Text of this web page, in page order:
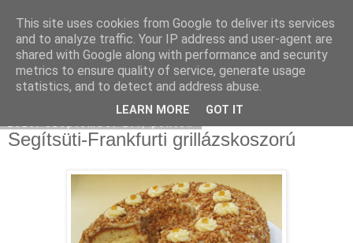
Moha Konyha
Segítsüti-Frankfurti grillázskoszorú
This site uses cookies from Google to deliver its services
and to analyze traffic. Your IP address and user-agent are
shared with Google along with performance and security
metrics to ensure quality of service, generate usage
statistics, and to detect and address abuse.
LEARN MORE GOT IT